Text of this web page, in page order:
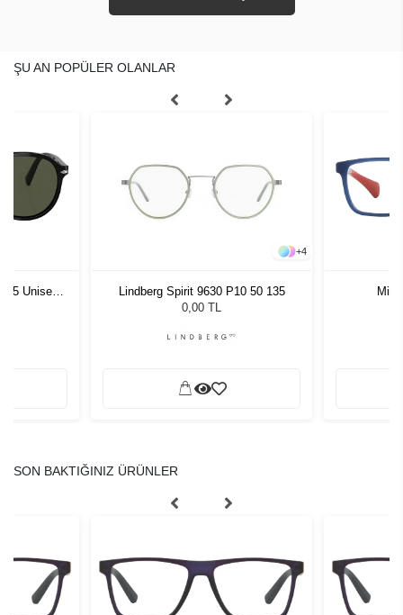
ŞU AN POPÜLER OLANLAR
55 Unisex
+4
Lindberg Spirit 9630 P10 50 135
0,00 TL
SON BAKTIĞINIZ ÜRÜNLER